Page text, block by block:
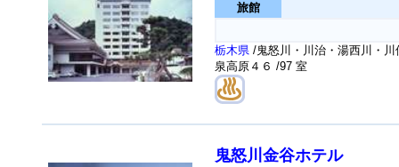
旅館
栃木県 /鬼怒川・川治・湯西川・
泉高原４６ /97 室
鬼怒川金谷ホテル